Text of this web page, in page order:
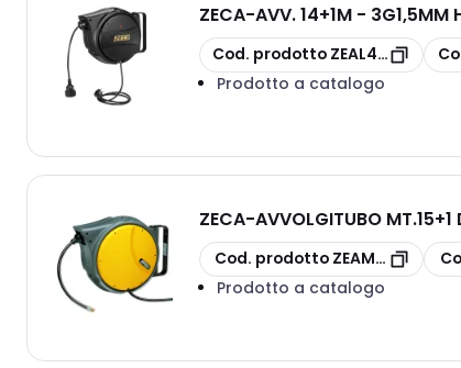
ZECA-AVV. 14+1M -
copia
Cod. prodotto ZEAL41/315/B GS
Prodotto a catalogo
ZECA-AVVOLGITUBO MT.15+1
copia
Cod. prodotto ZEAM85/10
Prodotto a catalogo